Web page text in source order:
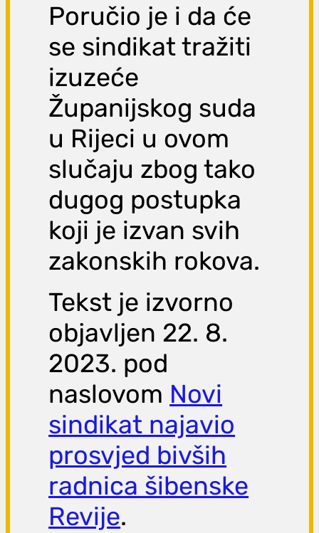
Poručio je i da će
se sindikat tražiti
izuzeće
Županijskog suda
u Rijeci u ovom
slučaju zbog tako
dugog postupka
koji je izvan svih
zakonskih rokova.
Tekst je izvorno
objavljen 22. 8.
2023. pod
naslovom Novi
sindikat najavio
prosvjed bivših
radnica šibenske
Revije.